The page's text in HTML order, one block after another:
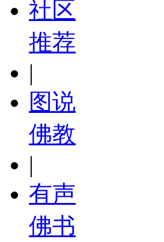
社区
推荐
|
图说
佛教
|
有声
佛书